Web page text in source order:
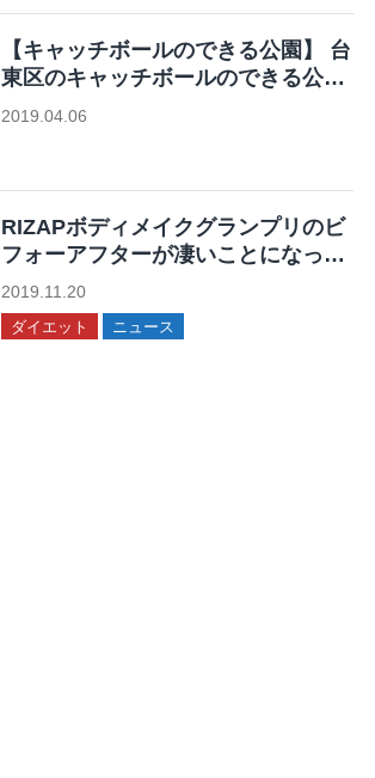
【キャッチボールのできる公園】 台
東区のキャッチボールのできる公園
7ヶ所まとめ
2019.04.06
RIZAPボディメイクグランプリのビ
フォーアフターが凄いことになって
る！
2019.11.20
ダイエット ニュース